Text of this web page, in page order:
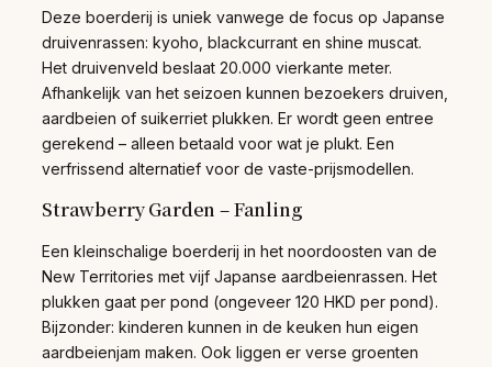
Deze boerderij is uniek vanwege de focus op Japanse
druivenrassen: kyoho, blackcurrant en shine muscat.
Het druivenveld beslaat 20.000 vierkante meter.
Afhankelijk van het seizoen kunnen bezoekers druiven,
aardbeien of suikerriet plukken. Er wordt geen entree
gerekend – alleen betaald voor wat je plukt. Een
verfrissend alternatief voor de vaste-prijsmodellen.
Strawberry Garden – Fanling
Een kleinschalige boerderij in het noordoosten van de
New Territories met vijf Japanse aardbeienrassen. Het
plukken gaat per pond (ongeveer 120 HKD per pond).
Bijzonder: kinderen kunnen in de keuken hun eigen
aardbeienjam maken. Ook liggen er verse groenten